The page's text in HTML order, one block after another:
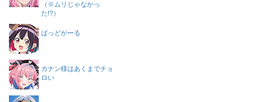
（※ムリじゃなかっ
た!?）
ばっどがーる
カナン様はあくまでチョ
ロい